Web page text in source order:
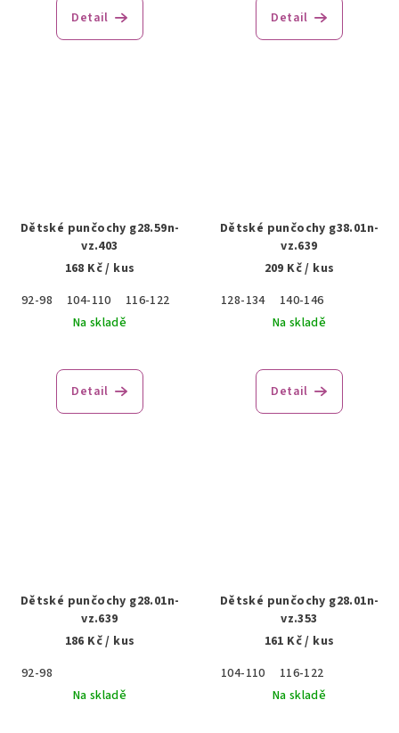
Detail Detail
Dětské punčochy g28.59n-
vz.403
168 Kč/ kus
92-98
104-110
116-122
Na skladě
Detail
Dětské punčochy g38.01n-
vz.639
209 Kč/ kus
128-134
140-146
Na skladě
Detail
Dětské punčochy g28.01n-
vz.639
186 Kč/ kus
92-98
Na skladě
Dětské punčochy g28.01n-
vz.353
161 Kč/ kus
104-110
116-122
Na skladě